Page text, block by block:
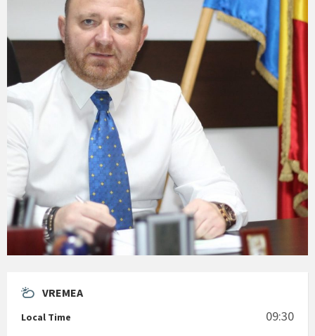
VREMEA
Local Time 09:30